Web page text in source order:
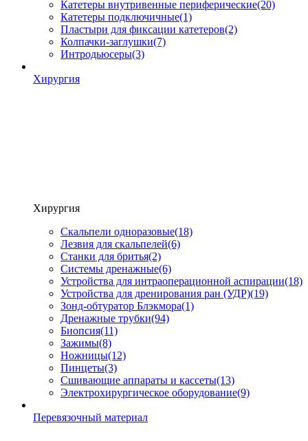
Катетеры внутривенные периферические(20)
Катетеры подключичные(1)
Пластыри для фиксации катетеров(2)
Колпачки-заглушки(7)
Интродьюсеры(3)
Хирургия
Хирургия
Скальпели одноразовые(18)
Лезвия для скальпелей(6)
Станки для бритья(2)
Системы дренажные(6)
Устройства для интраоперационной аспирации(18)
Устройства для дренирования ран (УДР)(19)
Зонд-обтуратор Блэкмора(1)
Дренажные трубки(94)
Биопсия(11)
Зажимы(8)
Ножницы(12)
Пинцеты(3)
Сшивающие аппараты и кассеты(13)
Электрохирургическое оборудование(9)
Перевязочный материал